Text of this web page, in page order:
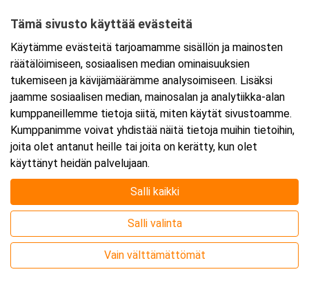
Ajankohta
Alkaa:23.11.2026 08:30
Päättyy:24.11.2026 15:30
Lisää tapahtuma kalenteriisi
Webinaari
Tämä sivusto käyttää evästeitä
Käytämme evästeitä tarjoamamme sisällön ja mainosten
räätälöimiseen, sosiaalisen median ominaisuuksien
tukemiseen ja kävijämäärämme analysoimiseen. Lisäksi
jaamme sosiaalisen median, mainosalan ja analytiikka-alan
kumppaneillemme tietoja siitä, miten käytät sivustoamme.
Kumppanimme voivat yhdistää näitä tietoja muihin tietoihin,
joita olet antanut heille tai joita on kerätty, kun olet
käyttänyt heidän palvelujaan.
Salli kaikki
Salli valinta
Vain välttämättömät